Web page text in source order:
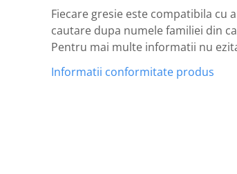
Fiecare gresie este compatibila cu
cautare dupa numele familiei din
Pentru mai multe informatii nu
Informatii conformitate produs